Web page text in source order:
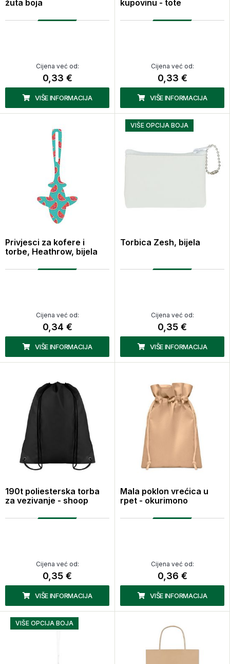
žuta boja
Cijena već od:
0,33 €
VIŠE INFORMACIJA
kupovinu - tote
Cijena već od:
0,33 €
VIŠE INFORMACIJA
Privjesci za kofere i
torbe, Heathrow, bijela
Cijena već od:
0,34 €
VIŠE INFORMACIJA
VIŠE OPCIJA BOJA
Torbica Zesh, bijela
Cijena već od:
0,35 €
VIŠE INFORMACIJA
190t poliesterska torba
za vezivanje - shoop
Cijena već od:
0,35 €
VIŠE INFORMACIJA
Mala poklon vrećica u
rpet - okurimono
Cijena već od:
0,36 €
VIŠE INFORMACIJA
VIŠE OPCIJA BOJA